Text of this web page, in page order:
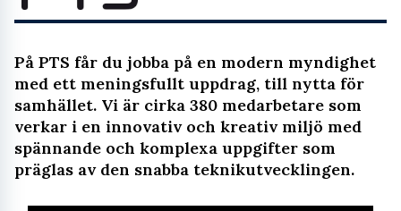
På PTS får du jobba på en modern myndighet
med ett meningsfullt uppdrag, till nytta för
samhället. Vi är cirka 380 medarbetare som
verkar i en innovativ och kreativ miljö med
spännande och komplexa uppgifter som
präglas av den snabba teknikutvecklingen.